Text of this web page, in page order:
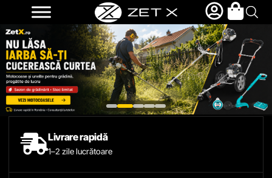
Livrare rapidă
1–2 zile lucrătoare